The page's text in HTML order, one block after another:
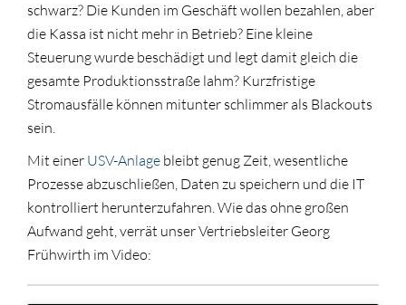
schwarz? Die Kunden im Geschäft wollen bezahlen, aber
die Kassa ist nicht mehr in Betrieb? Eine kleine
Steuerung wurde beschädigt und legt damit gleich die
gesamte Produktionsstraße lahm? Kurzfristige
Stromausfälle können mitunter schlimmer als Blackouts
sein.
Mit einer USV-Anlage bleibt genug Zeit, wesentliche
Prozesse abzuschließen, Daten zu speichern und die IT
kontrolliert herunterzufahren. Wie das ohne großen
Aufwand geht, verrät unser Vertriebsleiter Georg
Frühwirth im Video: